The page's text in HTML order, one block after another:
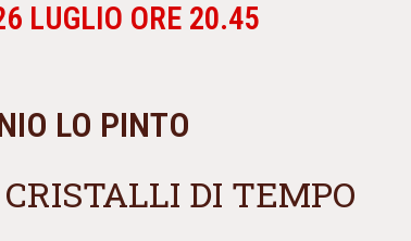
LUGLIO ORE 20.45
LO PINTO
DI TEMPO